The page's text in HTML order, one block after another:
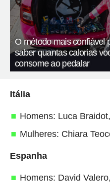
O método mais confiável
saber quantas calorias
consome ao pedalar
Itália
Homens: Luca
Mulheres: Chiara
Espanha
Homens: David